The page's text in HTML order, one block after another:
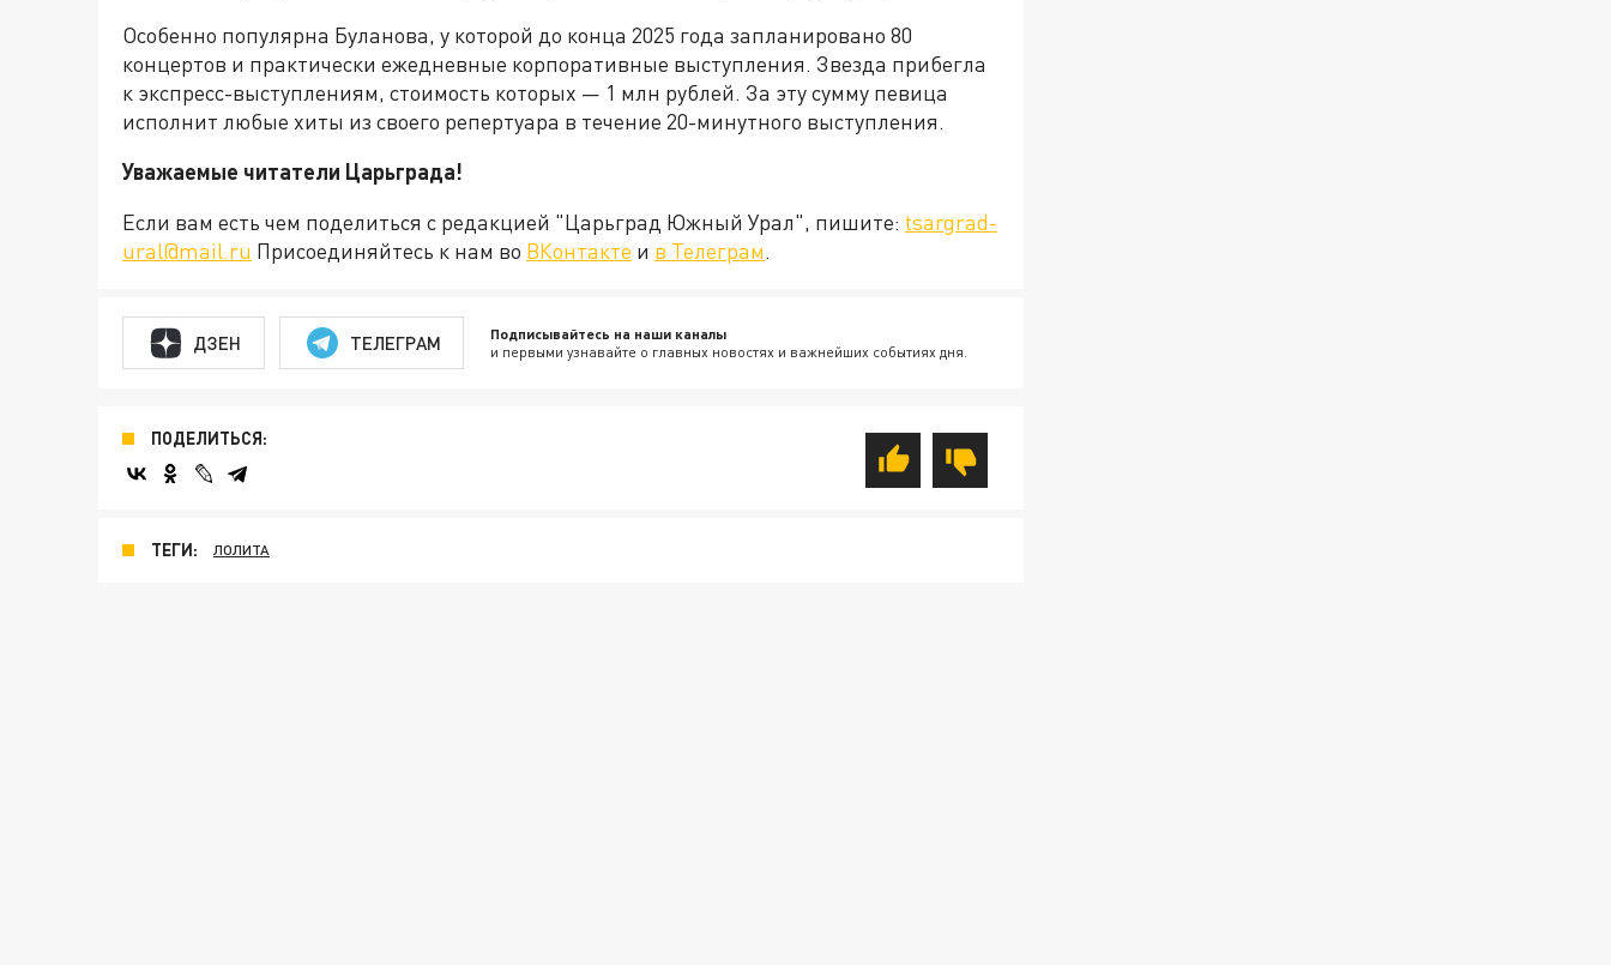
Особенно популярна Буланова, у которой до конца 2025 года запланировано 80
концертов и практически ежедневные корпоративные выступления. Звезда прибегла
к экспресс-выступлениям, стоимость которых — 1 млн рублей. За эту сумму певица
исполнит любые хиты из своего репертуара в течение 20-минутного выступления.
Уважаемые читатели Царьграда!
Если вам есть чем поделиться с редакцией "Царьград Южный Урал", пишите: tsargrad-
ural@mail.ru Присоединяйтесь к нам во ВКонтакте и в Телеграм.
ДЗЕН ТЕЛЕГРАМ Подписывайтесь на наши каналы
и первыми узнавайте о главных новостях и важнейших событиях дня.
ПОДЕЛИТЬСЯ:
ТЕГИ: ЛОЛИТА